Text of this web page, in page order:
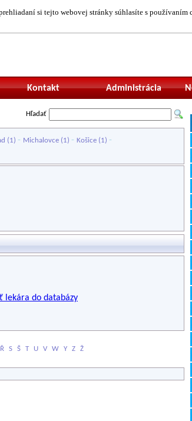
si tejto webovej stránky súhlasíte s používaním
Administrácia
Kontakt
Hľadať
(1) - Michalovce (1) - Košice (1) -
lekára do databázy
Ř S Š T U V W Y Z Ž